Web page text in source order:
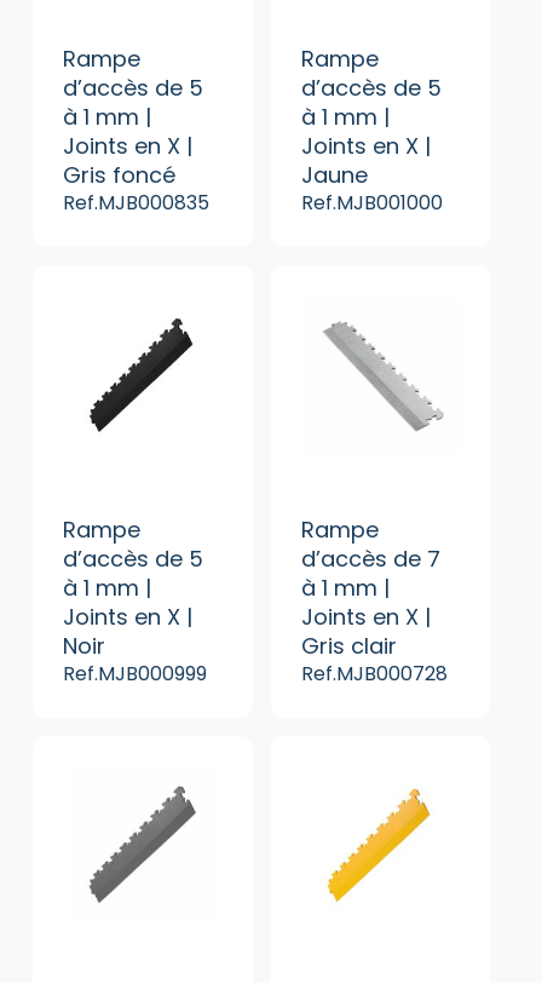
Rampe
d’accès de 5
à 1 mm |
Joints en X |
Gris foncé
Ref.MJB000835
Rampe
d’accès de 5
à 1 mm |
Joints en X |
Jaune
Ref.MJB001000
Rampe
d’accès de 5
à 1 mm |
Joints en X |
Noir
Ref.MJB000999
Rampe
d’accès de 7
à 1 mm |
Joints en X |
Gris clair
Ref.MJB000728